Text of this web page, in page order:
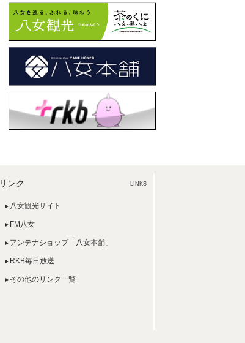
リンク LINKS
八女観光サイト
FM八女
アンテナショップ「八女本舗」
RKB毎日放送
その他のリンク一覧